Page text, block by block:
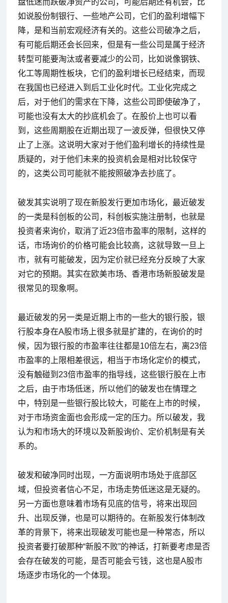
盘低迷而跌破净资产的公司，可能后期还有机会，比
如说股份制银行、一些地产公司，它们的盈利增幅下
降，是和当前宏观经济有关的。这些公司破净之后，
有可能后期还会长回来，但是有一些公司是属于经济
转型可能要淘汰或者要减少的公司，比如说像钢铁、
化工等周期性板块，它们的盈利增长已经结束，而现
在我国也已经进入到后工业化时代。工业化完成之
后，对于他们的需求在下降，这些公司即使破净了，
可能也没有太大的抄底机会了。在股价上也可以看
到，这些周期股在近期出现了一波反弹，但很快又停
止了上涨。这说明大家对于他们盈利增长的持续性是
质疑的，对于他们未来的投资机会是相对比较保守
的，这类公司可能就不能按照破净去抄底了。
破发其实说明了现在新股发行更加市场化，最近破发
的一类是科创板的公司，科创板实施注册制，也就是
投资者来询价，取消了近23倍市盈率的限制，这样的
话，市场询价的价格可能会比较高，这就导致一旦上
市，就有可能破发，因为定价就已经充分反映了大家
对它的预期。其实在欧美市场、香港市场新股破发是
很常见的现象啊。
最近破发的另一类是近期上市的一些大的银行股，银
行股本身在A股市场上很多就是扩建的，在询价的时
候，因为银行股的市盈率往往都是10倍左右，离23倍
市盈率的上限相差很远，相当于市场化定价的模式，
没有触碰到23倍市盈率的指导线，这些银行股在上市
之后，由于市场低迷，所以他们的破发也在情理之
中，特别是一些银行股比较大，可能在上市的时候，
对于市场资金面也会形成一定的压力。所以破发，我
认为和市场大的环境以及新股询价、定价机制是有关
系的。
破发和破净同时出现，一方面说明市场处于底部区
域，但投资者信心不足，市场走势低迷这是无疑的。
另一方面也意味着市场有见底的信号，将来出现回
升、出现反弹，也是可以期待的。在新股发行体制改
革的背景下，将来出现破发可能也是一种常态，所以
投资者要打破那种“新股不败”的神话，打新要考虑是否
会存在破发的可能，是否可能会亏钱，这也是A股市
场逐步市场化的一个体现。